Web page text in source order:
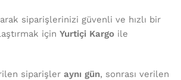
siparişlerinizi güvenli ve hızlı bir
için Yurtiçi Kargo ile
siparişler aynı gün, sonrası verilen